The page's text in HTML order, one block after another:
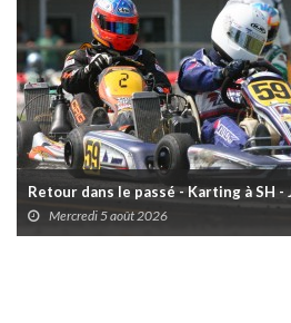
Retour dans le passé - Karting à SH -
Mercredi 5 août 2026